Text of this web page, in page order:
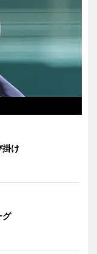
掛け
グ